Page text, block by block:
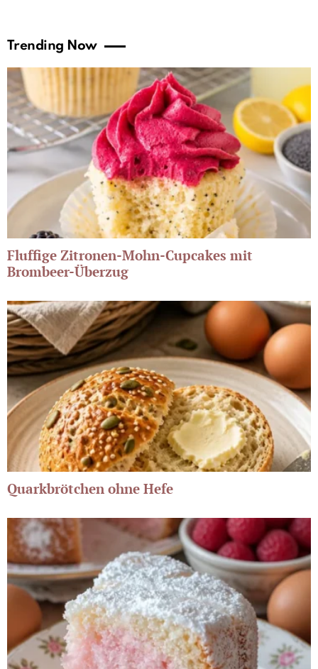
Trending Now
Fluffige Zitronen-Mohn-Cupcakes mit
Brombeer-Überzug
Quarkbrötchen ohne Hefe